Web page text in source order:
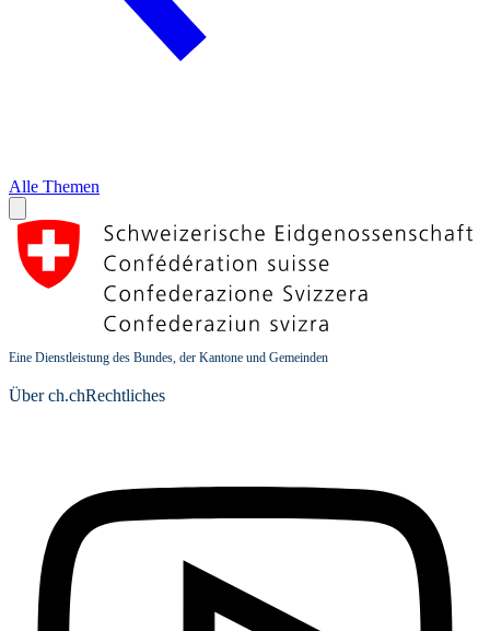
Alle Themen
Eine Dienstleistung des Bundes, der Kantone und Gemeinden
Über ch.chRechtliches